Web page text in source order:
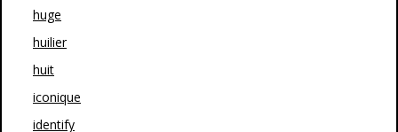
huge
huilier
huit
iconique
identify